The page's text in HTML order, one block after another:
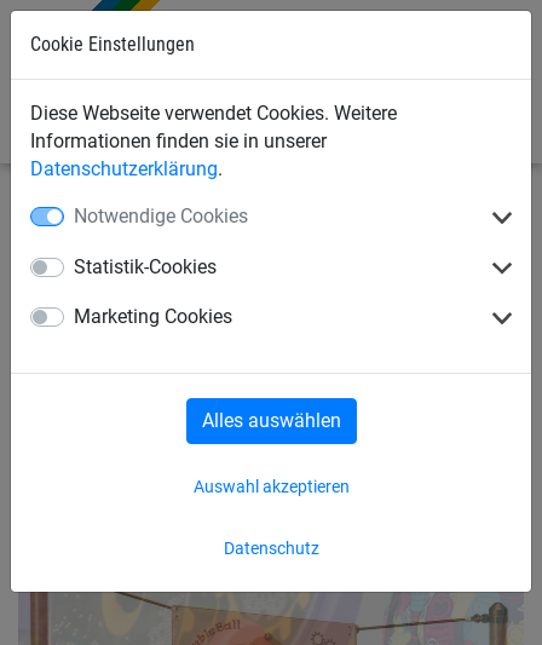
Cookie Einstellungen
Diese Webseite verwendet Cookies. Weitere
Informationen finden sie in unserer
Datenschutzerklärung.
Notwendige Cookies
Statistik-Cookies
Marketing Cookies
Datenschutz
Auswahl akzeptieren
Alles auswählen
Seilspielgeräte Seilparcours "Haiger" für Stahlpfosten
1000 Kugeln